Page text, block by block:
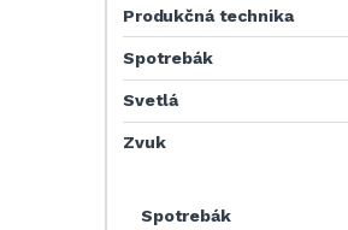
Produkčná technika
Spotrebák
Svetlá
Zvuk
Spotrebák